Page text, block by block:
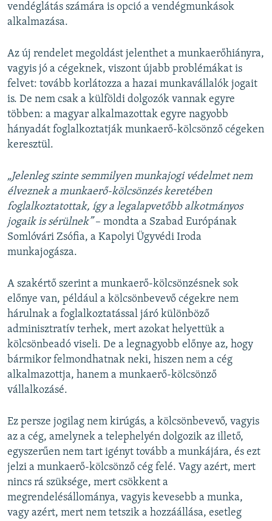
vendéglátás számára is opció a vendégmunkások
alkalmazása.
Az új rendelet megoldást jelenthet a munkaerőhiányra,
vagyis jó a cégeknek, viszont újabb problémákat is
felvet: tovább korlátozza a hazai munkavállalók jogait
is. De nem csak a külföldi dolgozók vannak egyre
többen: a magyar alkalmazottak egyre nagyobb
hányadát foglalkoztatják munkaerő-kölcsönző cégeken
keresztül.
„Jelenleg szinte semmilyen munkajogi védelmet nem
élveznek a munkaerő-kölcsönzés keretében
foglalkoztatottak, így a legalapvetőbb alkotmányos
jogaik is sérülnek”– mondta a Szabad Európának
Somlóvári Zsófia, a Kapolyi Ügyvédi Iroda
munkajogásza.
A szakértő szerint a munkaerő-kölcsönzésnek sok
előnye van, például a kölcsönbevevő cégekre nem
hárulnak a foglalkoztatással járó különböző
adminisztratív terhek, mert azokat helyettük a
kölcsönbeadó viseli. De a legnagyobb előnye az, hogy
bármikor felmondhatnak neki, hiszen nem a cég
alkalmazottja, hanem a munkaerő-kölcsönző
vállalkozásé.
Ez persze jogilag nem kirúgás, a kölcsönbevevő, vagyis
az a cég, amelynek a telephelyén dolgozik az illető,
egyszerűen nem tart igényt tovább a munkájára, és ezt
jelzi a munkaerő-kölcsönző cég felé. Vagy azért, mert
nincs rá szüksége, mert csökkent a
megrendelésállománya, vagyis kevesebb a munka,
vagy azért, mert nem tetszik a hozzáállása, esetleg